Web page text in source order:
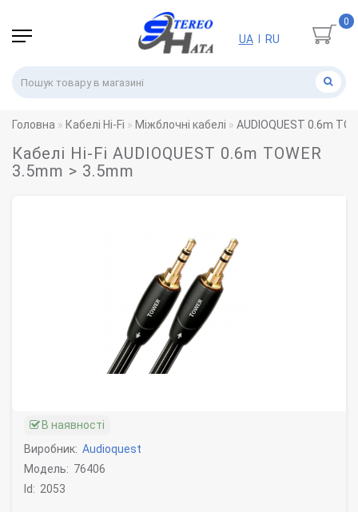
0
UA RU
Головна Кабелі Hi-Fi Міжблочні кабелі AUDIOQUEST 0.6m
Кабелі Hi-Fi AUDIOQUEST 0.6m TOWER
3.5mm > 3.5mm
В наявності
Виробник: Audioquest
Модель: 76406
Id: 2053